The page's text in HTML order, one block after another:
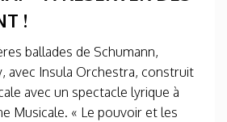
!
ballades de Schumann,
avec Insula Orchestra, construit
avec un spectacle lyrique à
Musicale. « Le pouvoir et les